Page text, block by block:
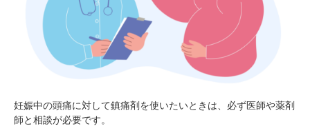
妊娠中の頭痛に対して鎮痛剤を使いたいときは、必ず医師や薬剤
師と相談が必要です。